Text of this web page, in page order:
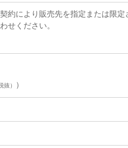
約により販売先を指定または限
せください。
抜） ）